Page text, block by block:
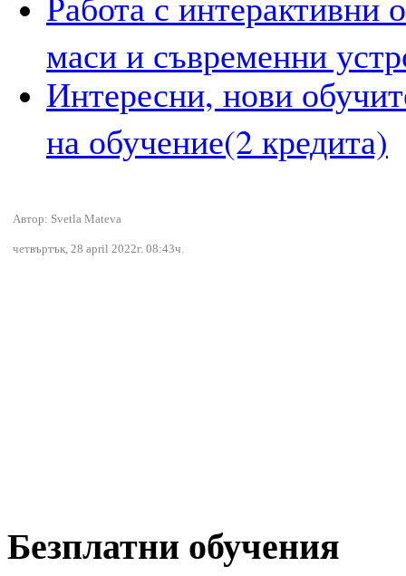
маси и съвременни
Интересни, нови
на обучение(2 кредита)
Автор: Svetla Mateva
четвъртък, 28 april 2022г. 08:43ч.
Безплатни обучения